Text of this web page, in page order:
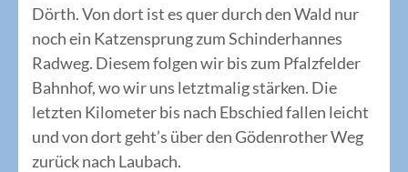
Dörth. Von dort ist es quer durch den Wald nur
noch ein Katzensprung zum Schinderhannes
Radweg. Diesem folgen wir bis zum Pfalzfelder
Bahnhof, wo wir uns letztmalig stärken. Die
letzten Kilometer bis nach Ebschied fallen leicht
und von dort geht’s über den Gödenrother Weg
zurück nach Laubach.